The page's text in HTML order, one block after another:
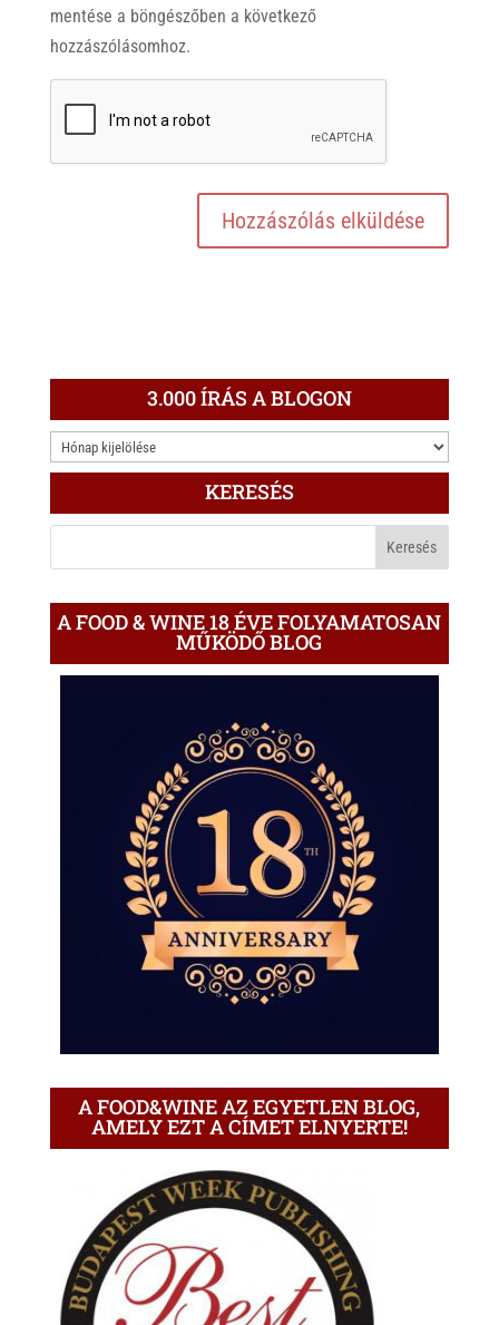
mentése a böngészőben a következő
hozzászólásomhoz.
3.000 ÍRÁS A BLOGON
3.000
ÍRÁS
KERESÉS
A FOOD & WINE 18 ÉVE FOLYAMATOSAN
MŰKÖDŐ BLOG
A FOOD&WINE AZ EGYETLEN BLOG,
AMELY EZT A CÍMET ELNYERTE!